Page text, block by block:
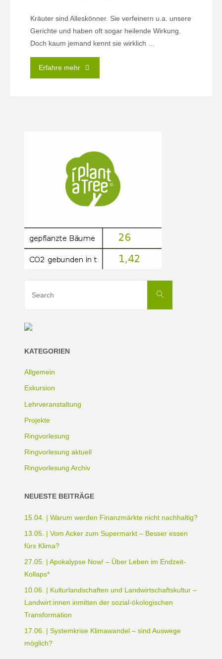
Kräuter sind Alleskönner. Sie verfeinern u.a. unsere
Gerichte und haben oft sogar heilende Wirkung.
Doch kaum jemand kennt sie wirklich …
Erfahre mehr"Kräutergruppe"
Search
KATEGORIEN
Allgemein
Exkursion
Lehrveranstaltung
Projekte
Ringvorlesung
Ringvorlesung aktuell
Ringvorlesung Archiv
NEUESTE BEITRÄGE
15.04. | Warum werden Finanzmärkte nicht nachhaltig?
13.05. | Vom Acker zum Supermarkt – Besser essen
fürs Klima?
27.05. | Apokalypse Now! – Über Leben im Endzeit-
Kollaps*
10.06. | Kulturlandschaften und Landwirtschaftskultur –
Landwirt:innen inmitten der sozial-ökologischen
Transformation
17.06. | Systemkrise Klimawandel – sind Auswege
möglich?